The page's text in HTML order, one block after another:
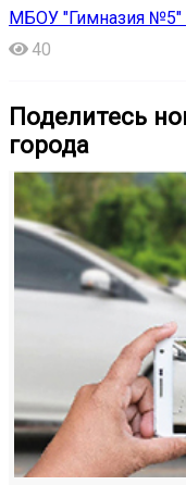
МБОУ "Гимназия №5"
40
Поделитесь
города